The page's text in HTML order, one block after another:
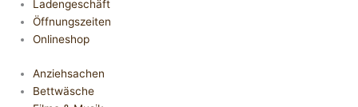
Ladengeschäft
Öffnungszeiten
Onlineshop
Anziehsachen
Bettwäsche